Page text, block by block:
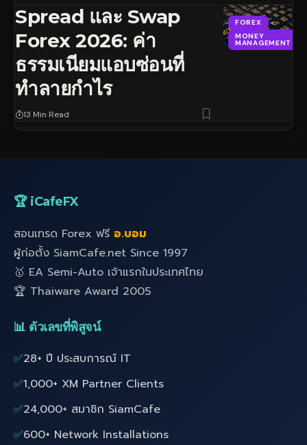
FOREX
MONEY
MANAGEMENT
Spread และ Swap
Forex 2026: ค่า
ธรรมเนียมแอบซ่อนที่
ทำลายกำไร
13 Min Read
🏆 iCafeFX
สอนเทรด Forex ฟรี อ.บอม
ผู้ก่อตั้ง SiamCafe.net Since 1997
🥇 EA Semi-Auto เจ้าแรกในประเทศไทย
🏆 Thaiware Award 2005
📊 ตัวเลขที่พิสูจน์
✅28+ ปี ประสบการณ์ IT
✅1,000+ XM Partner Clients
✅24,000+ สมาชิก SiamCafe
✅600+ Network Installations